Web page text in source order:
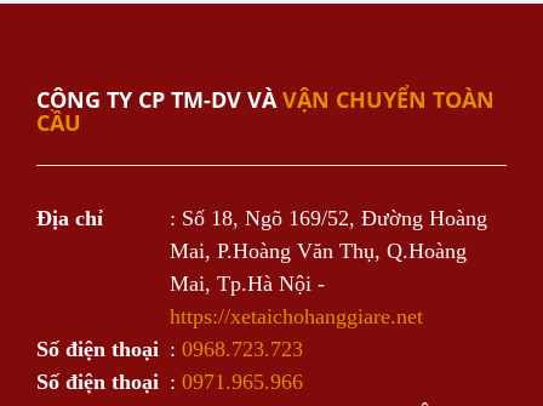
CÔNG TY CP TM-DV VÀVẬN CHUYỂN TOÀN
CẦU
Địa chỉ
: Số 18, Ngõ 169/52, Đường Hoàng
Mai, P.Hoàng Văn Thụ, Q.Hoàng
Mai, Tp.Hà Nội -
https://xetaichohanggiare.net
Số điện thoại : 0968.723.723
Số điện thoại : 0971.965.966